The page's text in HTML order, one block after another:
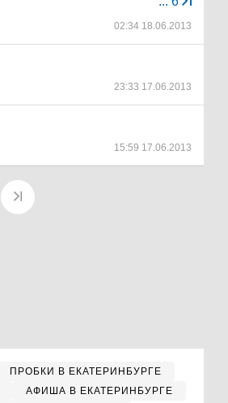
02:34 18.06.2013
23:33 17.06.2013
15:59 17.06.2013
ПРОБКИ В ЕКАТЕРИНБУРГЕ
АФИША В ЕКАТЕРИНБУРГЕ